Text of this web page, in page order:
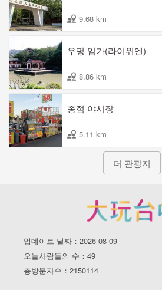
9.68 km
우펑 임가(라이위엔)
8.86 km
종점 야시장
5.11 km
더 관광지
업데이트 날짜：2026-08-09
오늘사람들의 수：49
총방문자수：2150114